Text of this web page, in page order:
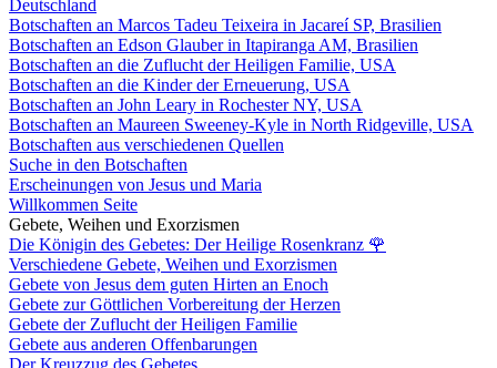
Deutschland
Botschaften an Marcos Tadeu Teixeira in Jacareí SP, Brasilien
Botschaften an Edson Glauber in Itapiranga AM, Brasilien
Botschaften an die Zuflucht der Heiligen Familie, USA
Botschaften an die Kinder der Erneuerung, USA
Botschaften an John Leary in Rochester NY, USA
Botschaften an Maureen Sweeney-Kyle in North Ridgeville, USA
Botschaften aus verschiedenen Quellen
Suche in den Botschaften
Erscheinungen von Jesus und Maria
Willkommen Seite
Gebete, Weihen und Exorzismen
Die Königin des Gebetes: Der Heilige Rosenkranz 🌹
Verschiedene Gebete, Weihen und Exorzismen
Gebete von Jesus dem guten Hirten an Enoch
Gebete zur Göttlichen Vorbereitung der Herzen
Gebete der Zuflucht der Heiligen Familie
Gebete aus anderen Offenbarungen
Der Kreuzzug des Gebetes